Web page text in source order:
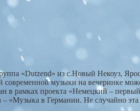
«Dutzend» из с.Новый Некоуз,
современной музыки на вечеринке
в рамках проекта «Немецкий –
в Германии. Не случайно эта